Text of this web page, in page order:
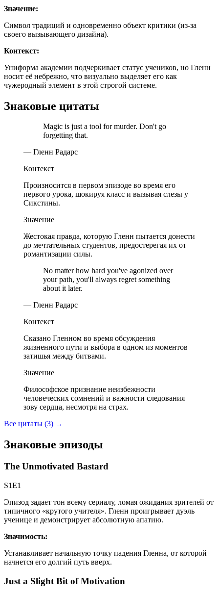
Значение:
Символ традиций и одновременно объект критики (из-за
своего вызывающего дизайна).
Контекст:
Униформа академии подчеркивает статус учеников, но Гленн
носит её небрежно, что визуально выделяет его как
чужеродный элемент в этой строгой системе.
Знаковые цитаты
Magic is just a tool for murder. Don't go
forgetting that.
— Гленн Радарс
Контекст
Произносится в первом эпизоде во время его
первого урока, шокируя класс и вызывая слезы у
Сикстины.
Значение
Жестокая правда, которую Гленн пытается донести
до мечтательных студентов, предостерегая их от
романтизации силы.
No matter how hard you've agonized over
your path, you'll always regret something
about it later.
— Гленн Радарс
Контекст
Сказано Гленном во время обсуждения
жизненного пути и выбора в одном из моментов
затишья между битвами.
Значение
Философское признание неизбежности
человеческих сомнений и важности следования
зову сердца, несмотря на страх.
Все цитаты (3) →
Знаковые эпизоды
The Unmotivated Bastard
S1E1
Эпизод задает тон всему сериалу, ломая ожидания зрителей от
типичного «крутого учителя». Гленн проигрывает дуэль
ученице и демонстрирует абсолютную апатию.
Значимость:
Устанавливает начальную точку падения Гленна, от которой
начнется его долгий путь вверх.
Just a Slight Bit of Motivation